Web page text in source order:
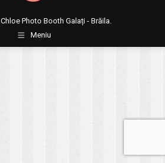
Chloe Photo Booth Galați - Brăila.
Meniu